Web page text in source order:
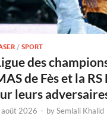
/SPORT
des
de Fès et la
leurs
2026 - bySemlali Khalid